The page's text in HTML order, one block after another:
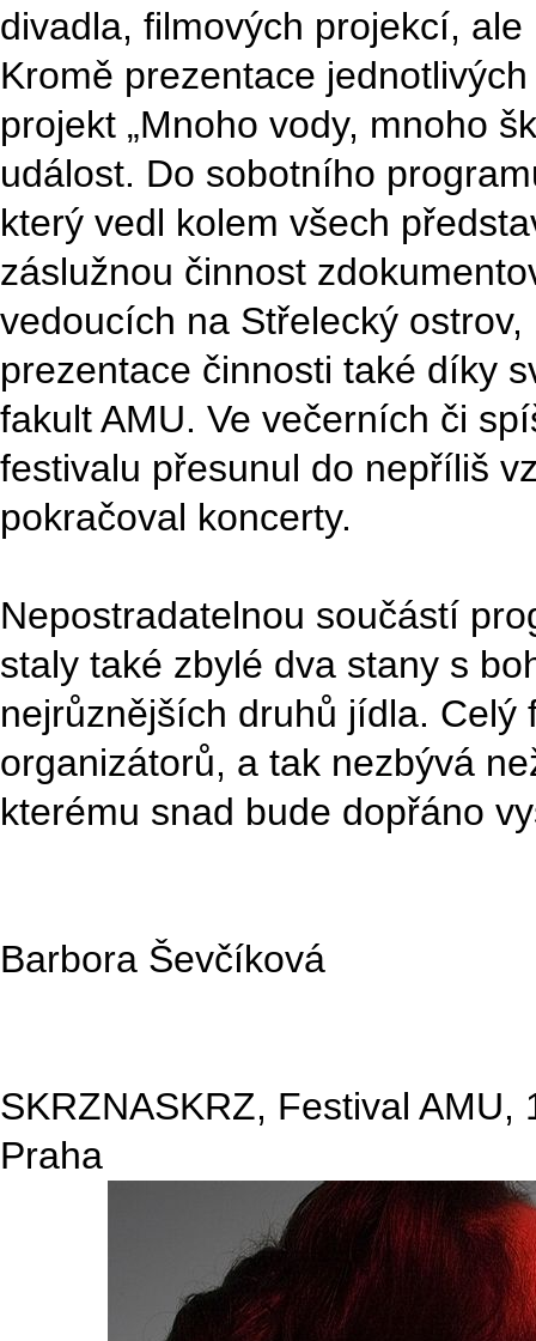
divadla, filmových projekcí,
Kromě prezentace
projekt „Mnoho vody, mnoho
událost. Do sobotního
který vedl kolem všech
záslužnou činnost
vedoucích na Střelecký
prezentace činnosti také díky
fakult AMU. Ve večerních či
festivalu přesunul do nepříliš
pokračoval koncerty.
Nepostradatelnou součástí
staly také zbylé dva stany s
nejrůznějších druhů jídla.
organizátorů, a tak nezbývá
kterému snad bude dopřáno
Barbora Ševčíková
SKRZNASKRZ, Festival
Praha